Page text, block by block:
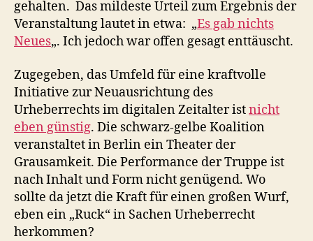
gehalten. Das mildeste Urteil zum Ergebnis der
Veranstaltung lautet in etwa: „Es gab nichts
Neues„. Ich jedoch war offen gesagt enttäuscht.
Zugegeben, das Umfeld für eine kraftvolle
Initiative zur Neuausrichtung des
Urheberrechts im digitalen Zeitalter istnicht
eben günstig. Die schwarz-gelbe Koalition
veranstaltet in Berlin ein Theater der
Grausamkeit. Die Performance der Truppe ist
nach Inhalt und Form nicht genügend. Wo
sollte da jetzt die Kraft für einen großen Wurf,
eben ein „Ruck“ in Sachen Urheberrecht
herkommen?